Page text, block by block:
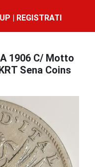
| REGISTRATI
1906 C/ Motto
Sena Coins